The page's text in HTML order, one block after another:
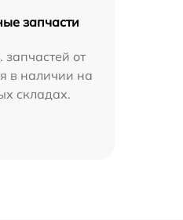
запчасти
запчастей от
в наличии на
складах.